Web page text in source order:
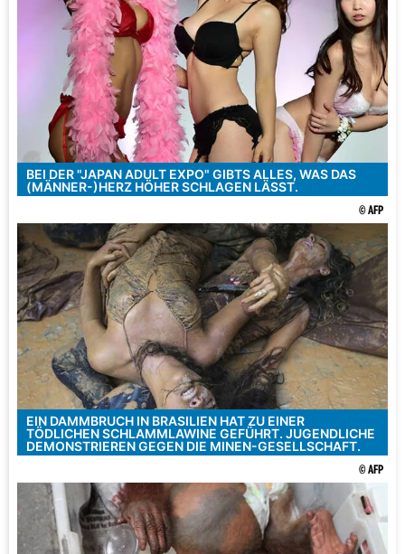
BEI DER "JAPAN ADULT EXPO" GIBTS ALLES, WAS DAS
(MÄNNER-)HERZ HÖHER SCHLAGEN LÄSST.
© AFP
EIN DAMMBRUCH IN BRASILIEN HAT ZU EINER
TÖDLICHEN SCHLAMMLAWINE GEFÜHRT. JUGENDLICHE
DEMONSTRIEREN GEGEN DIE MINEN-GESELLSCHAFT.
© AFP